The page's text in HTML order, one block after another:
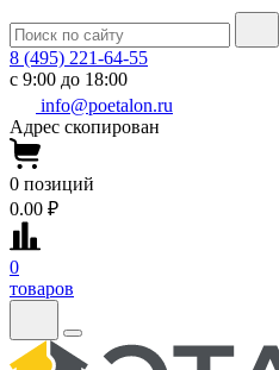
8 (495) 221-64-55
с 9:00 до 18:00
info@poetalon.ru
Адрес скопирован
0 позиций
0.00 ₽
0
товаров